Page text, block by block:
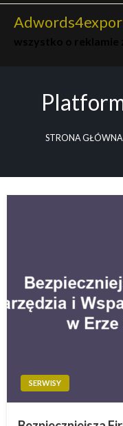
Skip
STRONA GŁÓWNA
SERWISY